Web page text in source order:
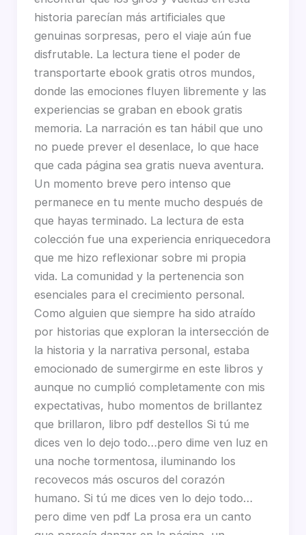
historia parecían más artificiales que
genuinas sorpresas, pero el viaje aún fue
disfrutable. La lectura tiene el poder de
transportarte ebook gratis otros mundos,
donde las emociones fluyen libremente y las
experiencias se graban en ebook gratis
memoria. La narración es tan hábil que uno
no puede prever el desenlace, lo que hace
que cada página sea gratis nueva aventura.
Un momento breve pero intenso que
permanece en tu mente mucho después de
que hayas terminado. La lectura de esta
colección fue una experiencia enriquecedora
que me hizo reflexionar sobre mi propia
vida. La comunidad y la pertenencia son
esenciales para el crecimiento personal.
Como alguien que siempre ha sido atraído
por historias que exploran la intersección de
la historia y la narrativa personal, estaba
emocionado de sumergirme en este libros y
aunque no cumplió completamente con mis
expectativas, hubo momentos de brillantez
que brillaron, libro pdf destellos Si tú me
dices ven lo dejo todo…pero dime ven luz en
una noche tormentosa, iluminando los
recovecos más oscuros del corazón
humano. Si tú me dices ven lo dejo todo…
pero dime ven pdf La prosa era un canto